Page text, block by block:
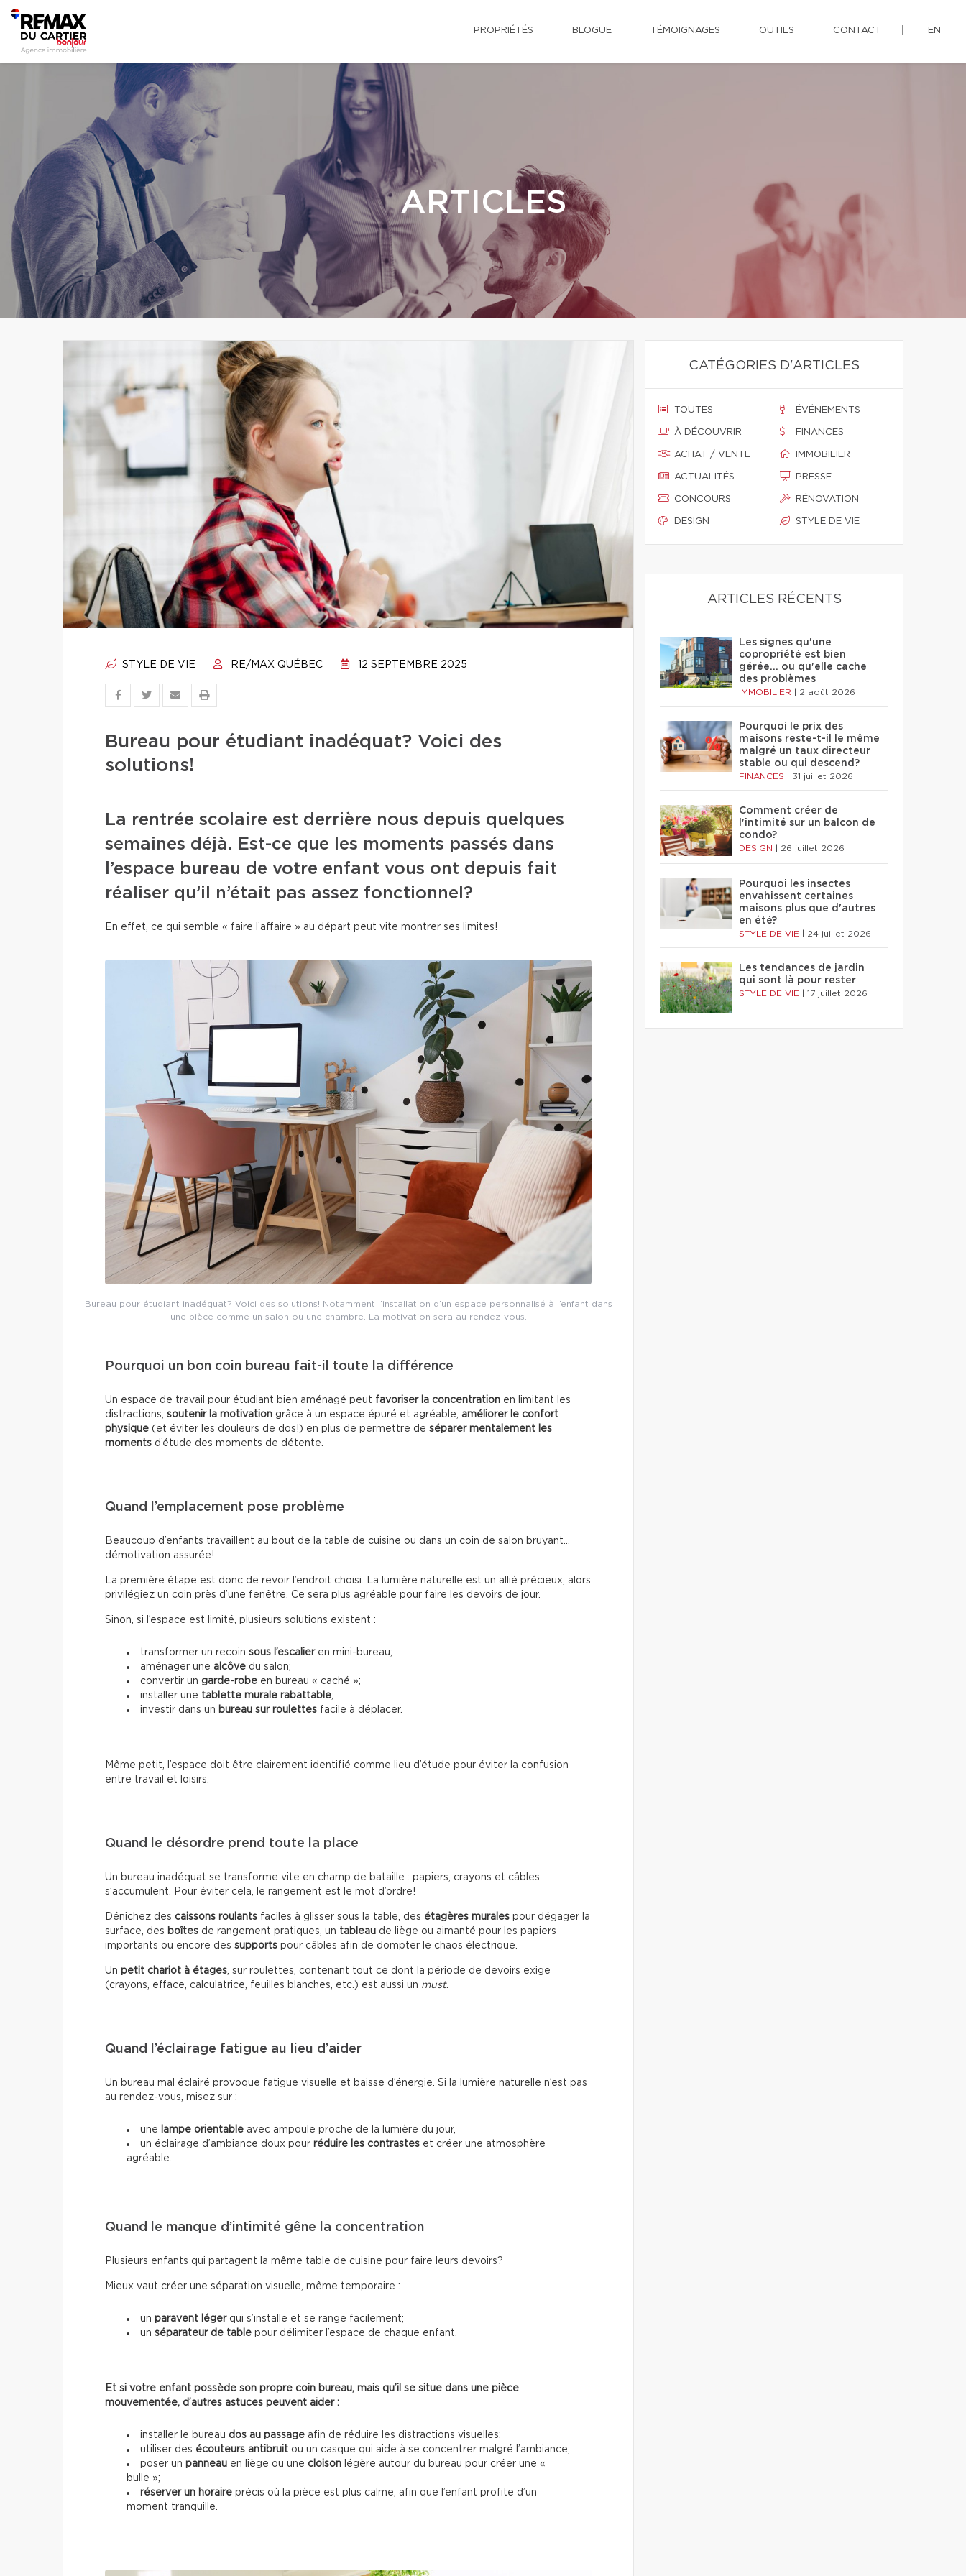
PROPRIÉTÉS BLOGUE TÉMOIGNAGES OUTILS CONTACT EN
ARTICLES
STYLE DE VIE RE/MAX QUÉBEC 12 SEPTEMBRE 2025
Bureau pour étudiant inadéquat? Voici des
solutions!
La rentrée scolaire est derrière nous depuis quelques
semaines déjà. Est-ce que les moments passés dans
l’espace bureau de votre enfant vous ont depuis fait
réaliser qu’il n’était pas assez fonctionnel?
En effet, ce qui semble « faire l’affaire » au départ peut vite montrer ses limites!
Bureau pour étudiant inadéquat? Voici des solutions! Notamment l’installation d’un espace personnalisé à l’enfant dans
une pièce comme un salon ou une chambre. La motivation sera au rendez-vous.
Pourquoi un bon coin bureau fait-il toute la différence
Un espace de travail pour étudiant bien aménagé peut favoriser la concentration en limitant les
distractions, soutenir la motivation grâce à un espace épuré et agréable, améliorer le confort
physique (et éviter les douleurs de dos!) en plus de permettre de séparer mentalement les
moments d’étude des moments de détente.
Quand l’emplacement pose problème
Beaucoup d’enfants travaillent au bout de la table de cuisine ou dans un coin de salon bruyant…
démotivation assurée!
La première étape est donc de revoir l’endroit choisi. La lumière naturelle est un allié précieux, alors
privilégiez un coin près d’une fenêtre. Ce sera plus agréable pour faire les devoirs de jour.
Sinon, si l’espace est limité, plusieurs solutions existent :
transformer un recoin sous l’escalieren mini-bureau;
aménager une alcôve du salon;
convertir un garde-robe en bureau « caché »;
installer une tablette murale rabattable;
investir dans un bureau sur roulettes facile à déplacer.
Même petit, l’espace doit être clairement identifié comme lieu d’étude pour éviter la confusion
entre travail et loisirs.
Quand le désordre prend toute la place
Un bureau inadéquat se transforme vite en champ de bataille : papiers, crayons et câbles
s’accumulent. Pour éviter cela, le rangement est le mot d’ordre!
Dénichez des caissons roulants faciles à glisser sous la table, des étagères murales pour dégager la
surface, des boîtes de rangement pratiques, un tableau de liège ou aimanté pour les papiers
importants ou encore des supports pour câbles afin de dompter le chaos électrique.
Un petit chariot à étages , sur roulettes, contenant tout ce dont la période de devoirs exige
(crayons, efface, calculatrice, feuilles blanches, etc.) est aussi un must.
Quand l’éclairage fatigue au lieu d’aider
Un bureau mal éclairé provoque fatigue visuelle et baisse d’énergie. Si la lumière naturelle n’est pas
au rendez-vous, misez sur :
une lampe orientable avec ampoule proche de la lumière du jour,
un éclairage d’ambiance doux pour réduire les contrastes et créer une atmosphère
agréable.
Quand le manque d’intimité gêne la concentration
Plusieurs enfants qui partagent la même table de cuisine pour faire leurs devoirs?
Mieux vaut créer une séparation visuelle, même temporaire :
un paravent légerqui s’installe et se range facilement;
un séparateur de table pour délimiter l’espace de chaque enfant.
Et si votre enfant possède son propre coin bureau, mais qu’il se situe dans une pièce
mouvementée, d’autres astuces peuvent aider :
installer le bureau dos au passage afin de réduire les distractions visuelles;
utiliser des écouteurs antibruit ou un casque qui aide à se concentrer malgré l’ambiance;
poser un panneau en liège ou une cloison légère autour du bureau pour créer une «
bulle »;
réserver un horaire précis où la pièce est plus calme, afin que l’enfant profite d’un
moment tranquille.
CATÉGORIES D'ARTICLES
TOUTES
À DÉCOUVRIR
ACHAT / VENTE
ACTUALITÉS
CONCOURS
DESIGN
ÉVÉNEMENTS
FINANCES
IMMOBILIER
PRESSE
RÉNOVATION
STYLE DE VIE
ARTICLES RÉCENTS
Les signes qu'une
copropriété est bien
gérée… ou qu'elle cache
des problèmes
IMMOBILIER 2 août 2026
Pourquoi le prix des
maisons reste-t-il le même
malgré un taux directeur
stable ou qui descend?
FINANCES 31 juillet 2026
Comment créer de
l'intimité sur un balcon de
condo?
DESIGN 26 juillet 2026
Pourquoi les insectes
envahissent certaines
maisons plus que d'autres
en été?
STYLE DE VIE 24 juillet 2026
Les tendances de jardin
qui sont là pour rester
STYLE DE VIE 17 juillet 2026